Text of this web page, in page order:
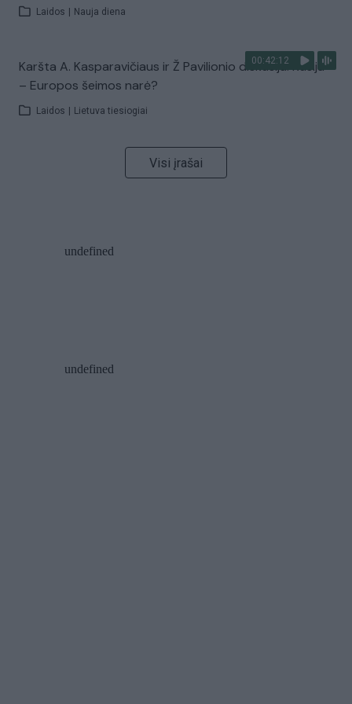
Laidos Nauja diena
00:42:12
Karšta A. Kasparavičiaus ir Ž Pavilionio diskusija: Rusija
– Europos šeimos narė?
Laidos Lietuva tiesiogiai
Visi įrašai